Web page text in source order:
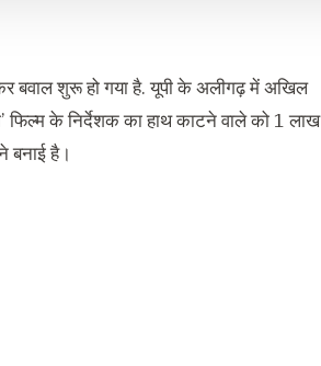
बवाल शुरू हो गया है. यूपी के अलीगढ़ में अखिल
फिल्म के निर्देशक का हाथ काटने वाले को 1 लाख
बनाई है।